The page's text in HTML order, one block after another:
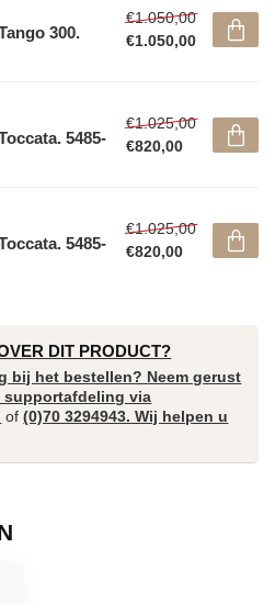
300.
€1.050,00
€1.050,00
5485-
€1.025,00
€820,00
5485-
€1.025,00
€820,00
DIT PRODUCT?
bij het bestellen? Neem gerust
supportafdeling via
of(0)70 3294943. Wij helpen u